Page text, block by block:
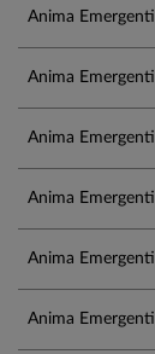
Anima Emergenti
Anima Emergenti
Anima Emergenti
Anima Emergenti
Anima Emergenti
Anima Emergenti